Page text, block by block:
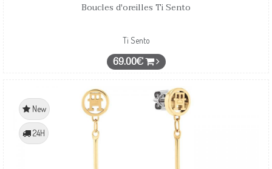
Boucles d'oreilles Ti Sento
Ti Sento
69.00€
New
24H